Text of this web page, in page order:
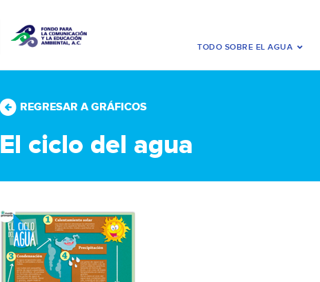
TODO SOBRE EL AGUA
REGRESAR A GRÁFICOS
El ciclo del agua